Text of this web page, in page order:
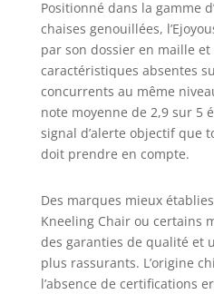
Positionné dans la gamme
chaises genouillées,
par son dossier en maille
caractéristiques absentes
concurrents au même
note moyenne de 2,9 sur 5
signal d’alerte objectif que
doit prendre en compte.
Des marques mieux
Kneeling Chair ou certains
des garanties de qualité et
plus rassurants. L’origine
l’absence de certifications